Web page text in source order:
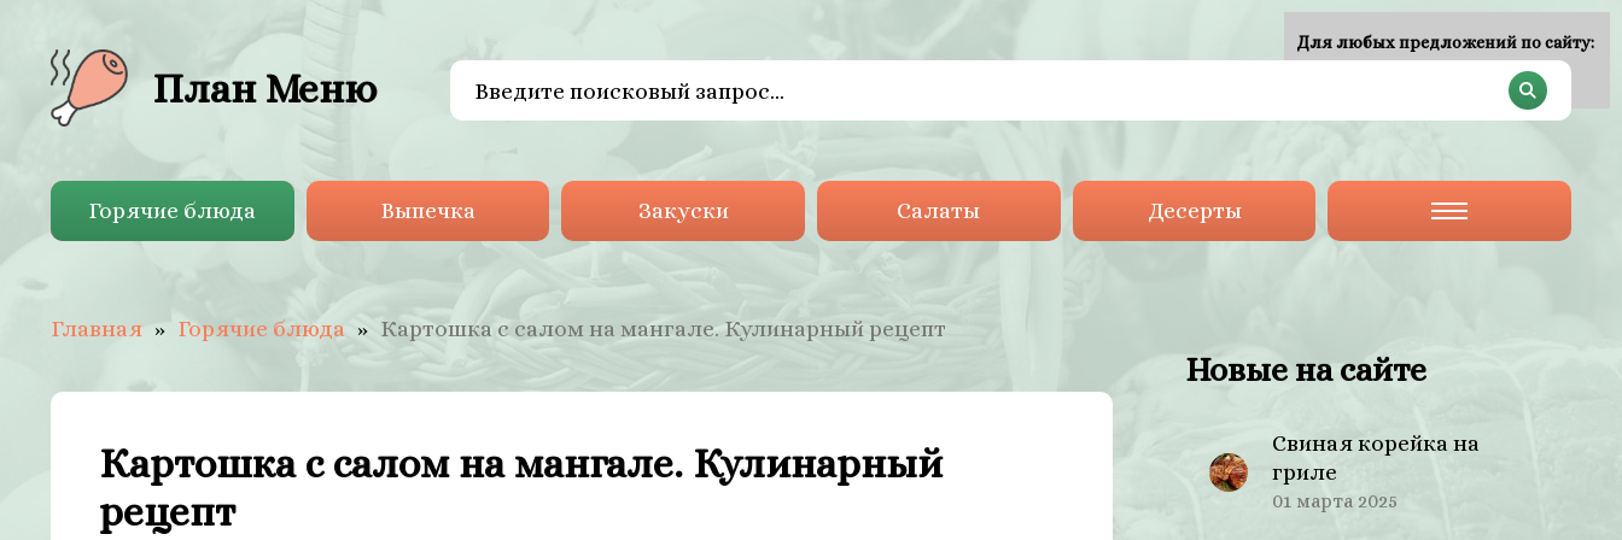
План Меню
Горячие блюда Выпечка Закуски Салаты Десерты
Главная Горячие блюда Картошка с салом на мангале. Кулинарный рецепт
Картошка с салом на мангале. Кулинарный
рецепт
Новые на сайте
Свиная корейка на
гриле
01 марта 2025
Для любых предложений по сайту: